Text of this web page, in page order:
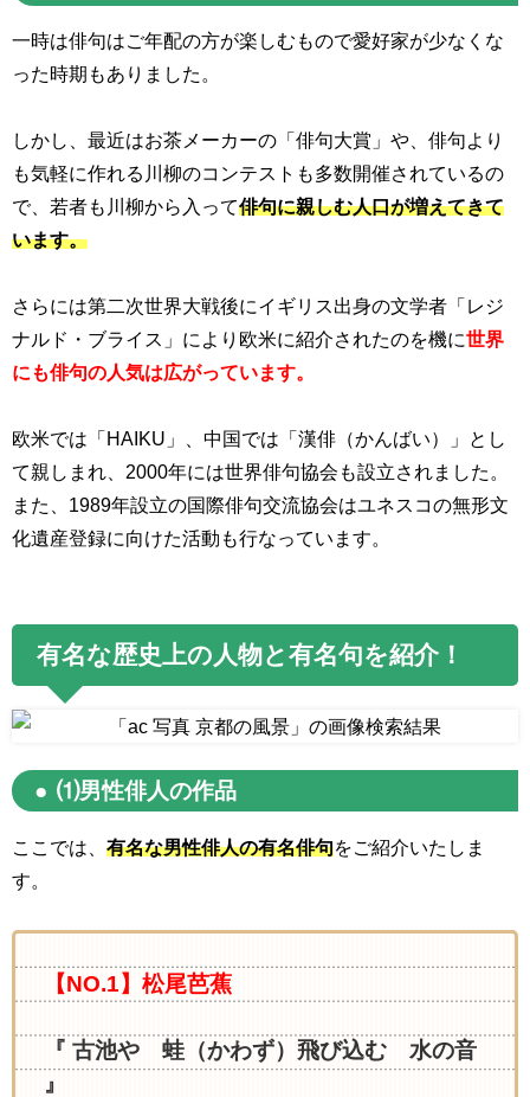
一時は俳句はご年配の方が楽しむもので愛好家が少なくな
った時期もありました。
しかし、最近はお茶メーカーの「俳句大賞」や、俳句より
も気軽に作れる川柳のコンテストも多数開催されているの
で、若者も川柳から入って俳句に親しむ人口が増えてきて
います。
さらには第二次世界大戦後にイギリス出身の文学者「レジ
ナルド・ブライス」により欧米に紹介されたのを機に世界
にも俳句の人気は広がっています。
欧米では「HAIKU」、中国では「漢俳（かんばい）」とし
て親しまれ、2000年には世界俳句協会も設立されました。
また、1989年設立の国際俳句交流協会はユネスコの無形文
化遺産登録に向けた活動も行なっています。
有名な歴史上の人物と有名句を紹介！
⑴男性俳人の作品
ここでは、 有名な男性俳人の有名俳句をご紹介いたしま
す。
【NO.1】松尾芭蕉
『 古池や 蛙（かわず）飛び込む 水の音
』